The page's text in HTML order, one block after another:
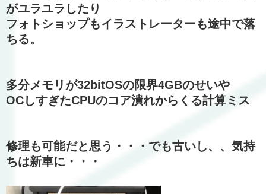
がユラユラしたり
フォトショップもイラストレーターも途中で落
ちる。
多分メモリが32bitOSの限界4GBのせいや
OCしすぎたCPUのコア潰れからくる計算ミス
修理も可能だと思う・・・でも古いし、、気持
ちは新車に・・・